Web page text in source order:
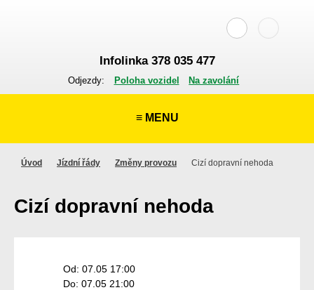
Infolinka 378 035 477
Odjezdy: Poloha vozidel Na zavolání
≡ MENU
Úvod Jízdní řády Změny provozu Cizí dopravní nehoda
Cizí dopravní nehoda
Od: 07.05 17:00
Do: 07.05 21:00